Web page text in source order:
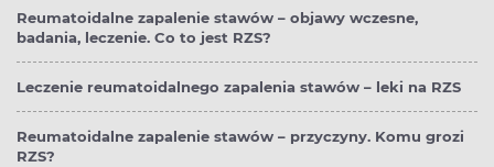
Reumatoidalne zapalenie stawów – objawy wczesne,
badania, leczenie. Co to jest RZS?
Leczenie reumatoidalnego zapalenia stawów – leki na RZS
Reumatoidalne zapalenie stawów – przyczyny. Komu grozi
RZS?